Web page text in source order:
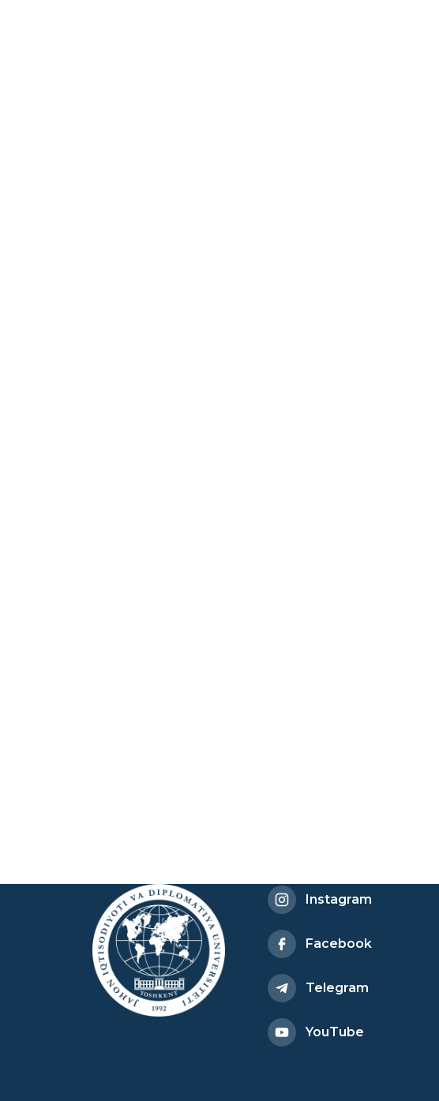
Instagram
Facebook
Telegram
YouTube